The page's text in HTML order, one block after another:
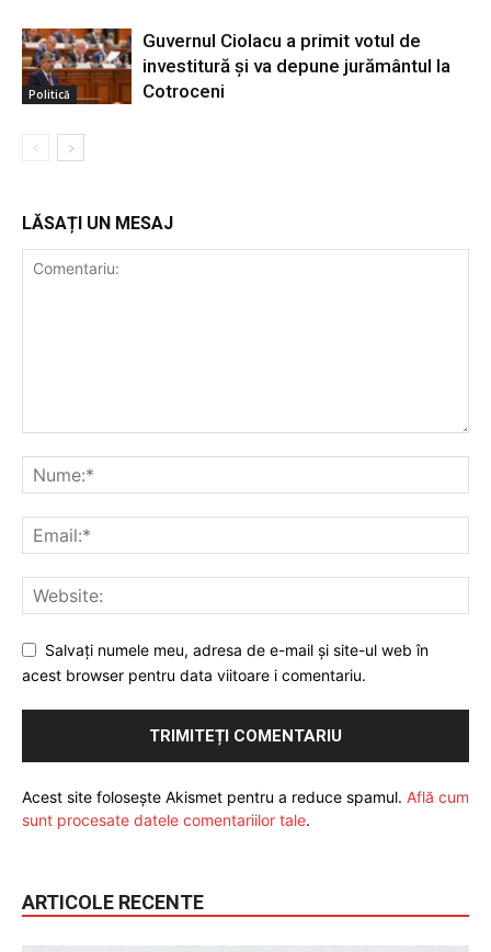
Politică
Guvernul Ciolacu a primit votul de
investitură și va depune jurământul la
Cotroceni
LĂSAȚI UN MESAJ
Salvați numele meu, adresa de e-mail și site-ul web în
acest browser pentru data viitoare i comentariu.
Acest site folosește Akismet pentru a reduce spamul. Află cum
sunt procesate datele comentariilor tale.
ARTICOLE RECENTE